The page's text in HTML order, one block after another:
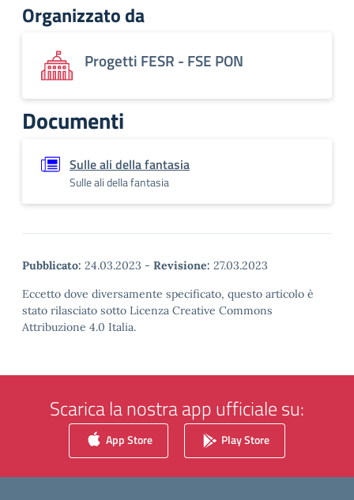
Organizzato da
Progetti FESR - FSE PON
Documenti
Sulle ali della fantasia
Sulle ali della fantasia
Pubblicato: 24.03.2023 - Revisione: 27.03.2023
Eccetto dove diversamente specificato, questo articolo è
stato rilasciato sotto Licenza Creative Commons
Attribuzione 4.0 Italia.
Scarica la nostra app ufficiale su:
App Store Play Store